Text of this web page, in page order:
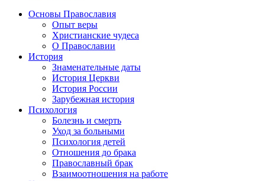
Основы Православия
Опыт веры
Христианские чудеса
О Православии
История
Знаменательные даты
История Церкви
История России
Зарубежная история
Психология
Болезнь и смерть
Уход за больными
Психология детей
Отношения до брака
Православный брак
Взаимоотношения на работе